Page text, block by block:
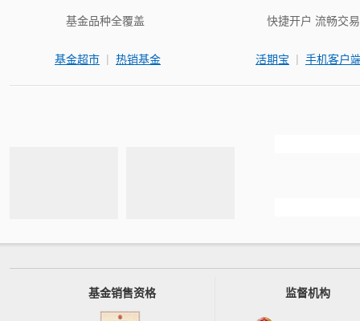
基金品种全覆盖
基金超市 | 热销基金
快捷开户 流畅交易
活期宝 | 手机客户
基金销售资格 监督机构